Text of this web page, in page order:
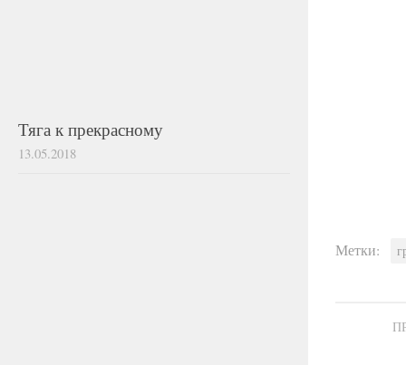
Метки:
Тяга к прекрасному
13.05.2018